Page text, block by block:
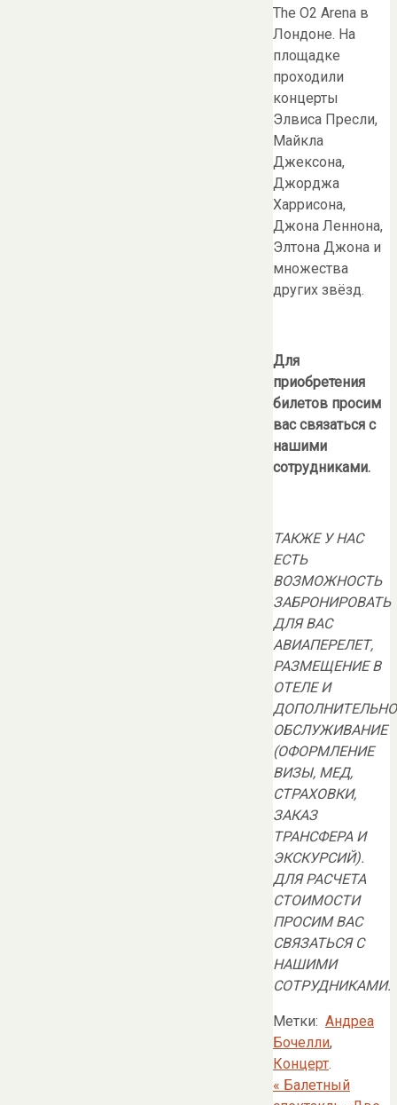
The O2 Arena в
Лондоне. На
площадке
проходили
концерты
Элвиса Пресли,
Майкла
Джексона,
Джорджа
Харрисона,
Джона Леннона,
Элтона Джона и
множества
других звёзд.
Для
приобретения
билетов просим
вас связаться с
нашими
сотрудниками.
ТАКЖЕ У НАС
ЕСТЬ
ВОЗМОЖНОСТЬ
ЗАБРОНИРОВАТЬ
ДЛЯ ВАС
АВИАПЕРЕЛЕТ,
РАЗМЕЩЕНИЕ В
ОТЕЛЕ И
ОБСЛУЖИВАНИЕ
(ОФОРМЛЕНИЕ
ВИЗЫ, МЕД,
СТРАХОВКИ,
ЗАКАЗ
ТРАНСФЕРА И
ЭКСКУРСИЙ).
ДЛЯ РАСЧЕТА
СТОИМОСТИ
ПРОСИМ ВАС
СВЯЗАТЬСЯ С
НАШИМИ
СОТРУДНИКАМИ.
Метки: Андреа
Бочелли,
Концерт.
« Балетный